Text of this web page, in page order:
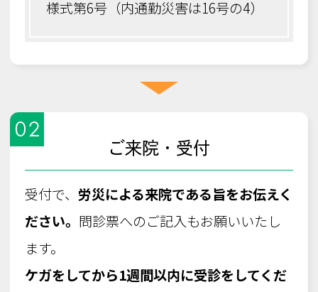
様式第6号（内通勤災害は16号の4）
02
ご来院・受付
受付で、 労災による来院である旨をお伝えく
ださい。 問診票へのご記入もお願いいたし
ます。
ケガをしてから1週間以内に受診をしてくだ